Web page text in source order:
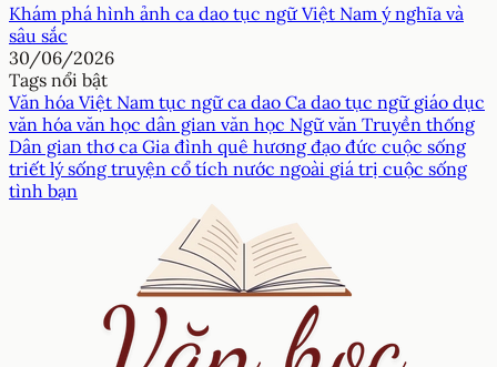
Khám phá hình ảnh ca dao tục ngữ Việt Nam ý nghĩa và
sâu sắc
30/06/2026
Tags nổi bật
Văn hóa Việt Nam tục ngữca dao Ca dao tục ngữ giáo dục
văn hóa văn học dân gian văn học Ngữ văn Truyền thống
Dân gian thơ ca Gia đình quê hương đạo đức cuộc sống
triết lý sống truyện cổ tích nước ngoài giá trị cuộc sống
tình bạn